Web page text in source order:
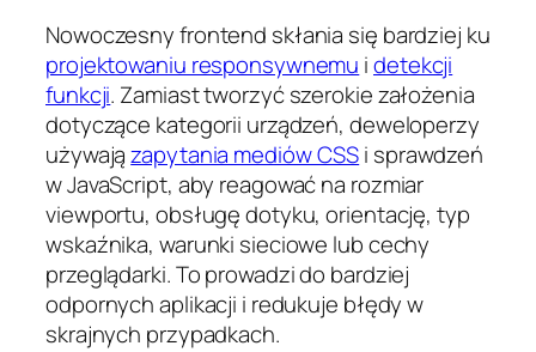
Nowoczesny frontend skłania się bardziej ku
projektowaniu responsywnemu idetekcji
funkcji. Zamiast tworzyć szerokie założenia
dotyczące kategorii urządzeń, deweloperzy
używajązapytania mediów CSSi sprawdzeń
w JavaScript, aby reagować na rozmiar
viewportu, obsługę dotyku, orientację, typ
wskaźnika, warunki sieciowe lub cechy
przeglądarki. To prowadzi do bardziej
odpornych aplikacji i redukuje błędy w
skrajnych przypadkach.